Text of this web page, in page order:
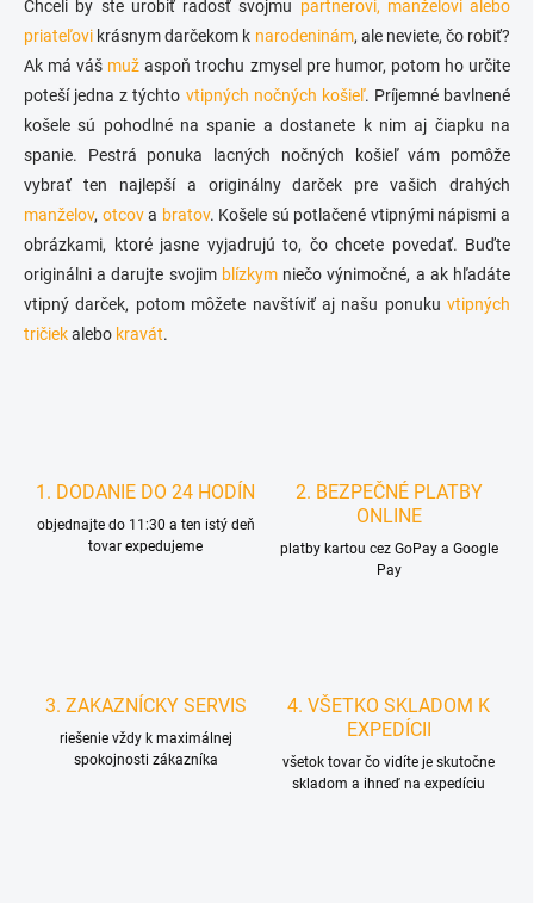
c
i
p
r
v
y
v
ý
p
i
s
u
o
v
a
n
i
e
Chceli by ste urobiť radosť svojmu partnerovi, manželovi alebo
priateľovi krásnym darčekom k narodeninám, ale neviete, čo robiť?
Ak má váš mužaspoň trochu zmysel pre humor, potom ho určite
poteší jedna z týchto vtipných nočných košieľ. Príjemné bavlnené
košele sú pohodlné na spanie a dostanete k nim aj čiapku na
spanie. Pestrá ponuka lacných nočných košieľ vám pomôže
vybrať ten najlepší a originálny darček pre vašich drahých
manželov, otcova bratov. Košele sú potlačené vtipnými nápismi a
obrázkami, ktoré jasne vyjadrujú to, čo chcete povedať. Buďte
originálni a darujte svojim blízkym niečo výnimočné, a ak hľadáte
vtipný darček, potom môžete navštíviť aj našu ponuku vtipných
tričiekalebo kravát.
1. DODANIE DO 24 HODÍN
objednajte do 11:30 a ten istý deň
tovar expedujeme
2. BEZPEČNÉ PLATBY
ONLINE
platby kartou cez GoPay a Google
Pay
3. ZAKAZNÍCKY SERVIS
riešenie vždy k maximálnej
spokojnosti zákazníka
4. VŠETKO SKLADOM K
EXPEDÍCII
všetok tovar čo vidíte je skutočne
skladom a ihneď na expedíciu